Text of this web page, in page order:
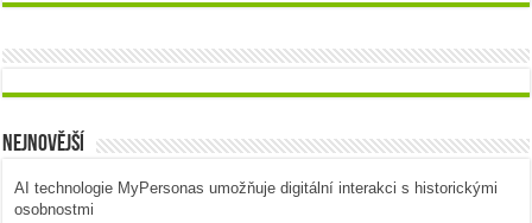
Nejnovější
AI technologie MyPersonas umožňuje digitální interakci s historickými
osobnostmi